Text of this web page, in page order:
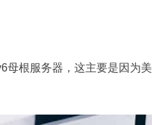
母根服务器，这主要是因为